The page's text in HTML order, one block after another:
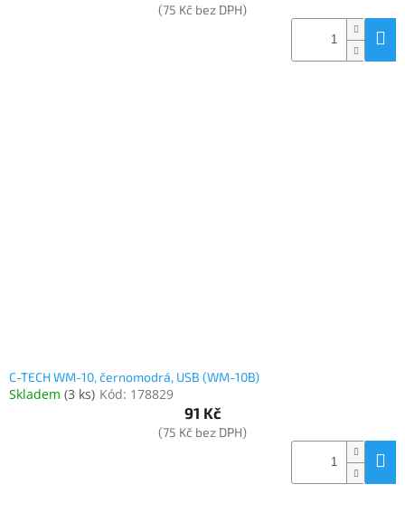
(75 Kč bez DPH)
C-TECH WM-10, černomodrá, USB (WM-10B)
Skladem (3 ks) Kód: 178829
91 Kč
(75 Kč bez DPH)